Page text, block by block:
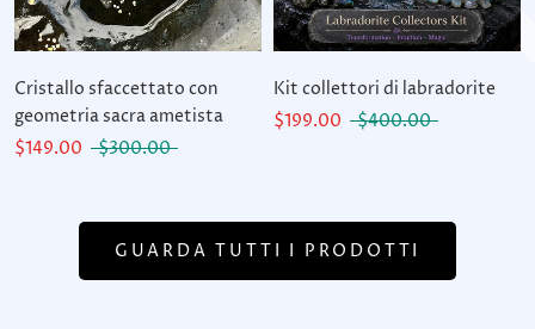
Cristallo sfaccettato con
geometria sacra ametista
$149.00
$300.00
Kit collettori di labradorite
$199.00
$400.00
GUARDA TUTTI I PRODOTTI